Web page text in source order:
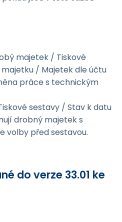
majetek / Tiskové
/ Majetek dle účtu
práce s technickým
sestavy / Stav k datu
drobný majetek s
volby před sestavou.
do verze 33.01 ke